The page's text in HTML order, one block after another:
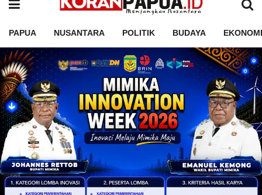
PAPUA NUSANTARA POLITIK BUDAYA EKONOMI